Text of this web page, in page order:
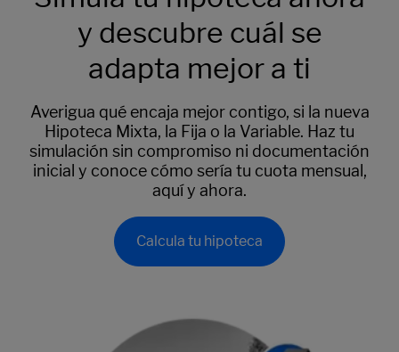
y descubre cuál se
adapta mejor a ti
Averigua qué encaja mejor contigo, si la nueva
Hipoteca Mixta, la Fija o la Variable. Haz tu
simulación sin compromiso ni documentación
inicial y conoce cómo sería tu cuota mensual,
aquí y ahora.
Calcula tu hipoteca